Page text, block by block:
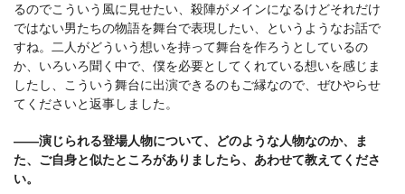
るのでこういう風に見せたい、殺陣がメインになるけどそれだけ
ではない男たちの物語を舞台で表現したい、というようなお話で
すね。二人がどういう想いを持って舞台を作ろうとしているの
か、いろいろ聞く中で、僕を必要としてくれている想いを感じま
したし、こういう舞台に出演できるのもご縁なので、ぜひやらせ
てくださいと返事しました。
――演じられる登場人物について、どのような人物なのか、ま
た、ご自身と似たところがありましたら、あわせて教えてくださ
い。